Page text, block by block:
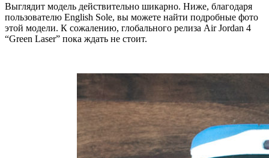
Выглядит модель действительно шикарно. Ниже, благодаря
пользователю English Sole, вы можете найти подробные фото
этой модели. К сожалению, глобального релиза Air Jordan 4
“Green Laser” пока ждать не стоит.